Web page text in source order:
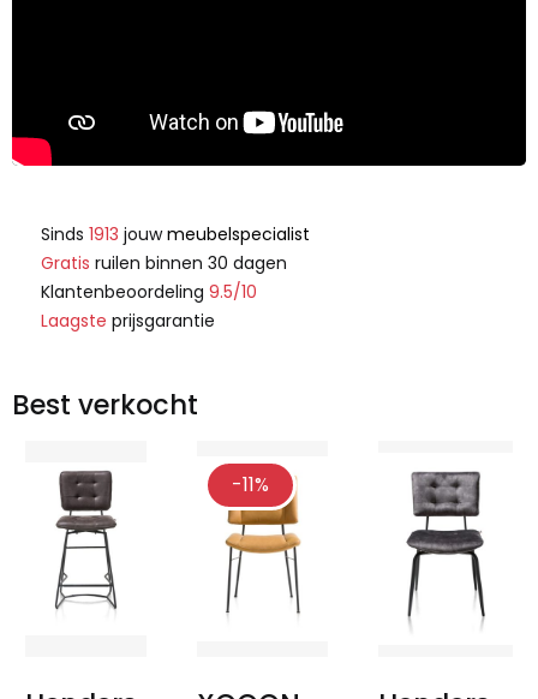
Sinds 1913 jouwmeubelspecialist
Gratis ruilen binnen 30 dagen
Klantenbeoordeling 9.5/10
Laagste prijsgarantie
Best verkocht
-11%